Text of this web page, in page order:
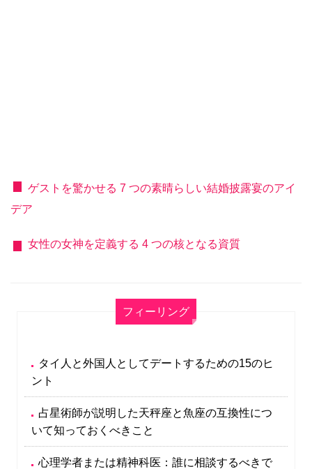
ゲストを驚かせる 7 つの素晴らしい結婚披露宴のアイ
デア
女性の女神を定義する 4 つの核となる資質
フィーリング
タイ人と外国人としてデートするための15のヒ
ント
占星術師が説明した天秤座と魚座の互換性につ
いて知っておくべきこと
心理学者または精神科医：誰に相談するべきで